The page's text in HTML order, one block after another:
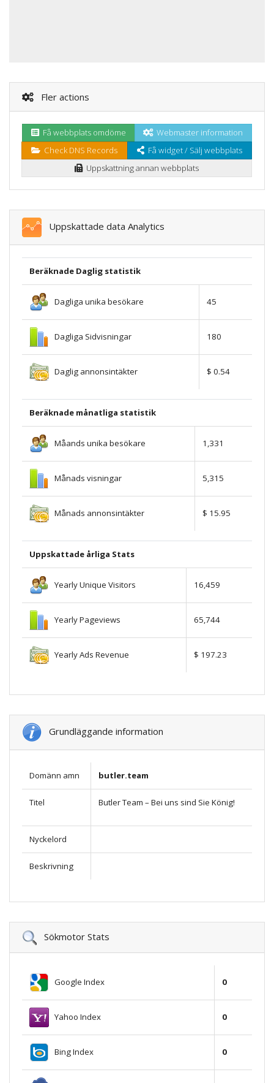
Fler actions
Få webbplats omdöme
Webmaster information
Check DNS Records
Få widget / Sälj webbplats
Uppskattning annan webbplats
Uppskattade data Analytics
Beräknade Daglig statistik
Dagliga unika besökare 45
Dagliga Sidvisningar 180
Daglig annonsintäkter $ 0.54
Beräknade månatliga statistik
Måands unika besökare 1,331
Månads visningar 5,315
Månads annonsintäkter $ 15.95
Uppskattade årliga Stats
Yearly Unique Visitors 16,459
Yearly Pageviews 65,744
Yearly Ads Revenue $ 197.23
Grundläggande information
Domänn amn butler.team
Titel Butler Team – Bei uns sind Sie König!
Nyckelord
Beskrivning
Sökmotor Stats
Google Index 0
Yahoo Index 0
Bing Index 0